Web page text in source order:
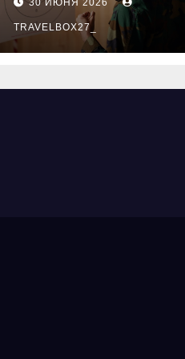
новый уровень
праздника и
командного духа
30 ИЮНЯ 2026
TRAVELBOX27_